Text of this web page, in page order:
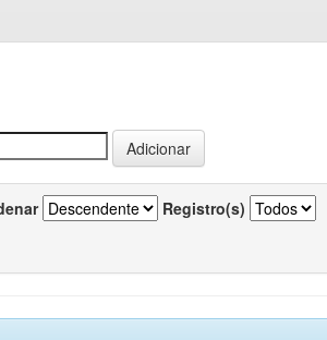
Registro(s)